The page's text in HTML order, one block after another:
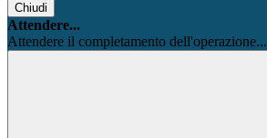
Chiudi
Attendere...
Attendere il completamento dell'operazione...